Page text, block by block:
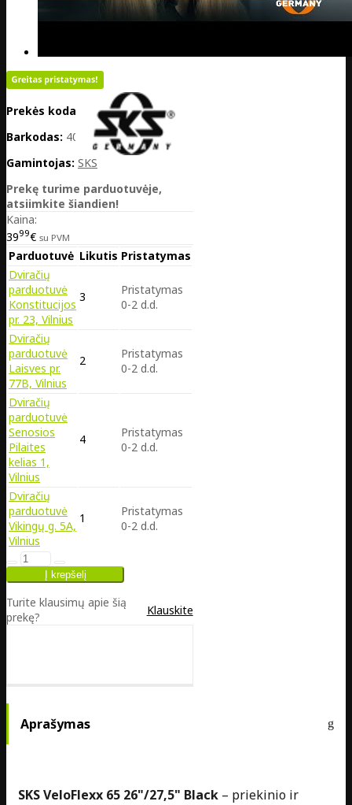
Prekės kodas:
DE25-11666
Barkodas: 4002556973179
Gamintojas: SKS
Prekę turime parduotuvėje,
atsiimkite šiandien!
Kaina:
3999€ su PVM
Parduotuvė Likutis Pristatymas
Dviračių
parduotuvė
Konstitucijos
pr. 23, Vilnius
3
Pristatymas
0-2 d.d.
Dviračių
parduotuvė
Laisves pr.
77B, Vilnius
2
Pristatymas
0-2 d.d.
Dviračių
parduotuvė
Senosios
Pilaites
kelias 1,
Vilnius
4
Pristatymas
0-2 d.d.
Dviračių
parduotuvė
Vikingų g. 5A,
Vilnius
1
Pristatymas
0-2 d.d.
Turite klausimų apie šią
prekę?
Klauskite
Aprašymas
SKS VeloFlexx 65 26"/27,5" Black – priekinio ir